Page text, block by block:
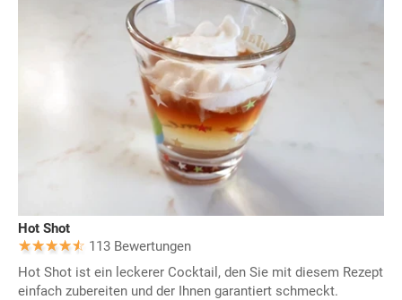
Hot Shot
113 Bewertungen
Hot Shot ist ein leckerer Cocktail, den Sie mit diesem Rezept
einfach zubereiten und der Ihnen garantiert schmeckt.